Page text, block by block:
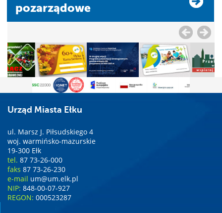
pozarządowe
Urząd Miasta Ełku
ul. Marsz J. Piłsudskiego 4
woj. warmińsko-mazurskie
19-300 Ełk
tel. 87 73-26-000
faks 87 73-26-230
e-mail um@um.elk.pl
NIP: 848-00-07-927
REGON: 000523287